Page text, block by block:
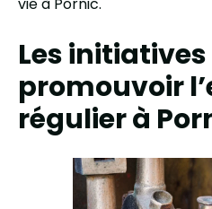
Les
promouvoir
régulier à